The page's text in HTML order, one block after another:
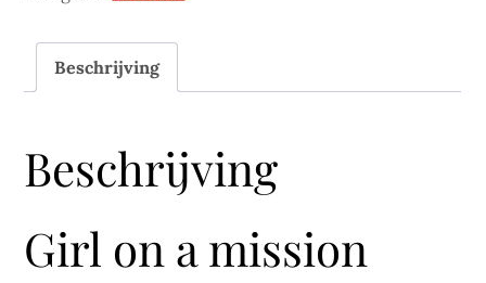
Beschrijving
Beschrijving
Girl on a mission